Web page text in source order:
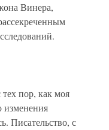
Винера,
пор, как моя
изменения
Писательство, с